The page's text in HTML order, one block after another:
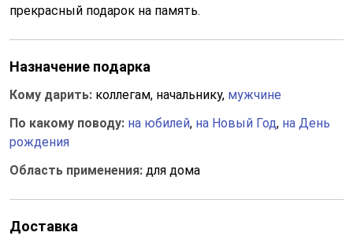
прекрасный подарок на память.
Назначение подарка
Кому дарить: коллегам, начальнику, мужчине
По какому поводу: на юбилей, на Новый Год, на День
рождения
Область применения: для дома
Доставка